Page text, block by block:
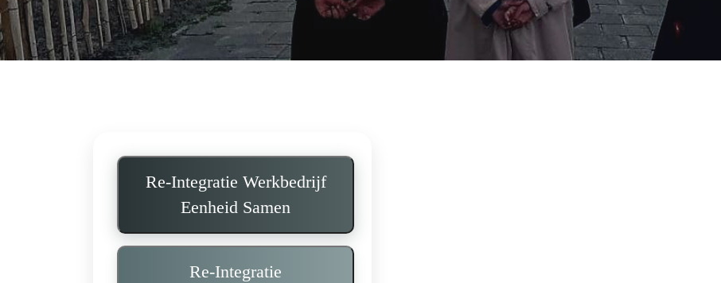
Re-Integratie Werkbedrijf
Eenheid Samen
Re-Integratie